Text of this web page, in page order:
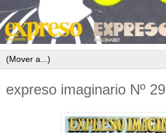
expreso imaginario Nº 29